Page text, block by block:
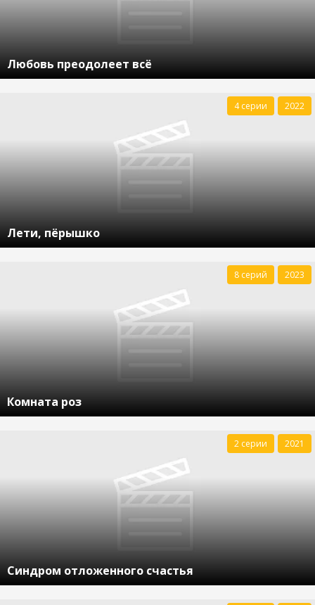
Любовь преодолеет всё
Лети, пёрышко
4 серии 2022
Комната роз
8 серий 2023
Синдром отложенного счастья
2 серии 2021